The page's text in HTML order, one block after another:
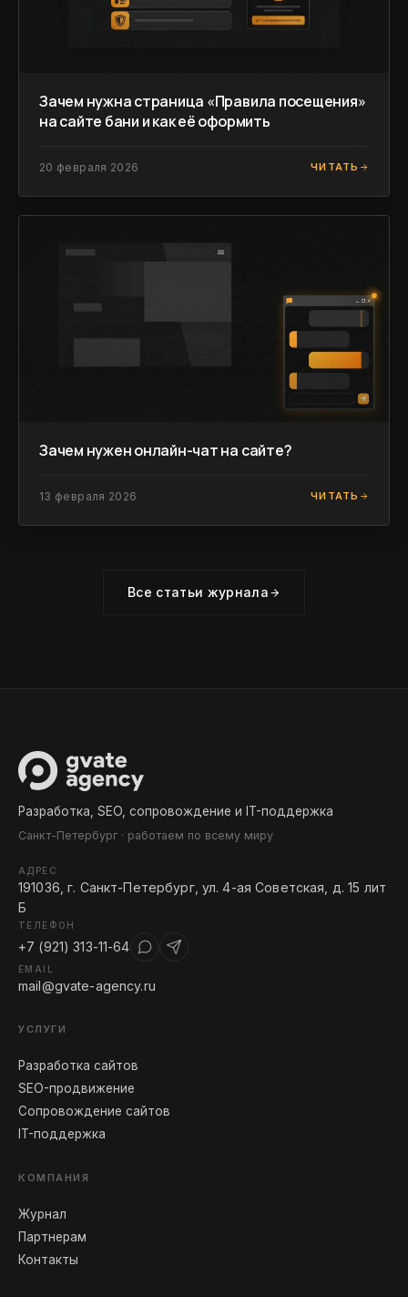
Зачем нужна страница «Правила посещения»
на сайте бани и как её оформить
20 февраля 2026 ЧИТАТЬ
Зачем нужен онлайн-чат на сайте?
13 февраля 2026 ЧИТАТЬ
Все статьи журнала
Разработка, SEO, сопровождение и IT-поддержка
Санкт-Петербург · работаем по всему миру
АДРЕС
191036, г. Санкт-Петербург, ул. 4-ая Советская, д. 15 лит
Б
ТЕЛЕФОН
+7 (921) 313-11-64
EMAIL
mail@gvate-agency.ru
УСЛУГИ
Разработка сайтов
SEO-продвижение
Сопровождение сайтов
IT-поддержка
КОМПАНИЯ
Журнал
Партнерам
Контакты